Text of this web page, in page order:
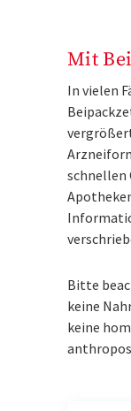
Mit
In vielen
schnellen
Bitte
keine
keine